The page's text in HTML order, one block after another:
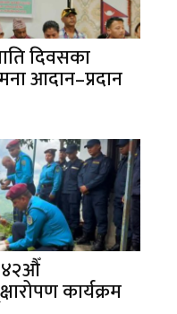
दिवसका
आदान–प्रदान
४२औँ
कार्यक्रम